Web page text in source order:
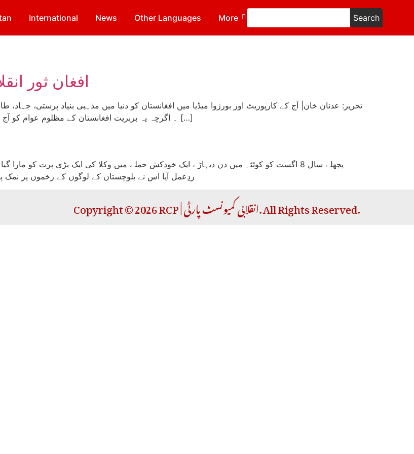
International News Other Languages More Search
افغان ثور
۔ اگرچہ یہ بربریت افغانستان کے مظلوم عوام کو آج بھی تاراج کررہی ہے لیکن یہ ہمیشہ سے ایسا نہیں تھا ۔ آج سے […]
پچھلے سال 8 اگست کو کوئٹہ میں دن دیہاڑے ایک خودکش حملے میں وکلا کی ایک بڑی پرت کو
ردِعمل آیا اس نے بلوچستان کے لوگوں کے زخموں پر
Copyright © 2026 RCP | انقلابی کمیونسٹ پارٹی. All Rights Reserved.